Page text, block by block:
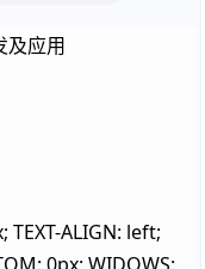
及应用
TEXT-ALIGN: left;